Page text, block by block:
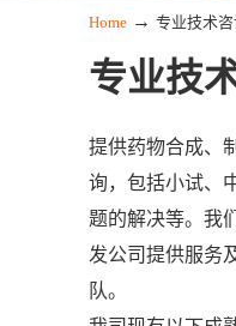
Home → 专业技术
专业技
提供药物合成、
询，包括小试、
题的解决等。我
发公司提供服务
队。